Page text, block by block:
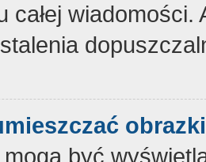
całej
być